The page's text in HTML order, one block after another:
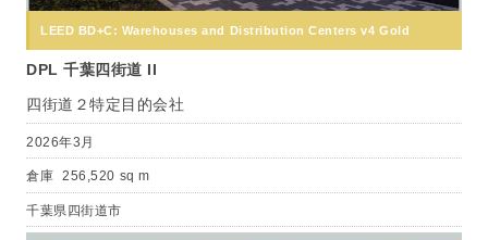
LEED BD+C: Warehouses and Distribution Centers v4 Gold
DPL 千葉四街道 II
四街道２特定目的会社
2026年3月
倉庫 256,520 sq m
千葉県四街道市